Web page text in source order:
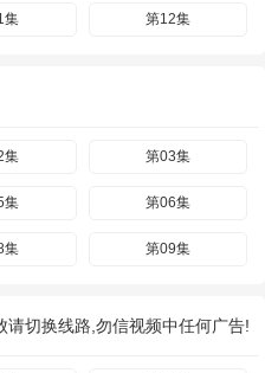
集 第12集
集 第03集
集 第06集
集 第09集
请切换线路,勿信视频中任何广告!